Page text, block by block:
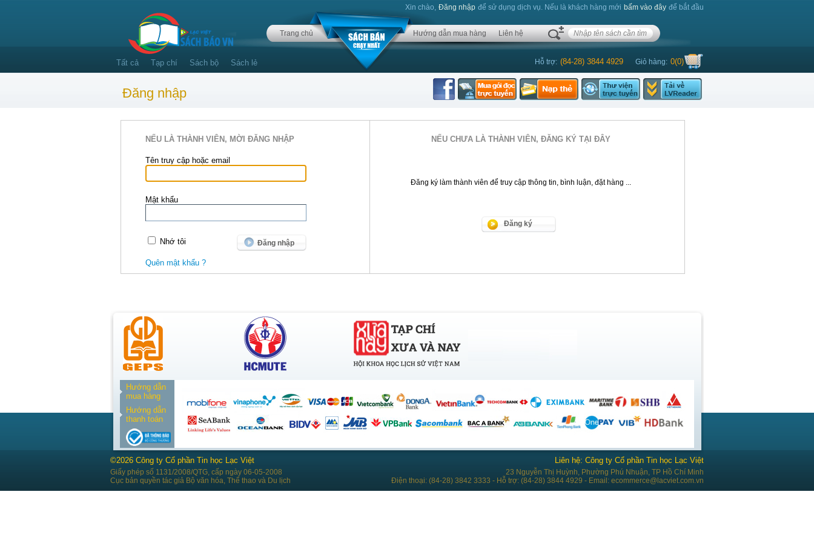
Xin chào, Đăng nhập để sử dụng dịch vụ. Nếu là khách hàng mới bấm vào đây để bắt đầu
Trang chủ Hướng dẫn mua hàng Liên hệ
Hỗ trợ: (84-28) 3844 4929 Giỏ hàng: 0(0)
Tất cả Tạp chí Sách bộ Sách lẻ
Đăng nhập
NẾU LÀ THÀNH VIÊN, MỜI ĐĂNG NHẬP
Tên truy cập hoặc email
Mật khẩu
Nhớ tôi
Quên mật khẩu ?
NẾU CHƯA LÀ THÀNH VIÊN, ĐĂNG KÝ TẠI ĐÂY
Đăng ký làm thành viên để truy cập thông tin, bình luận, đặt hàng ...
Đăng ký
Hướng dẫn
mua hàng
Hướng dẫn
thanh toán
Liên hệ: Công ty Cổ phần Tin học Lạc Việt
23 Nguyễn Thị Huỳnh, Phường Phú Nhuận, TP Hồ Chí Minh
Điện thoại: (84-28) 3842 3333 - Hỗ trợ: (84-28) 3844 4929 - Email: ecommerce@lacviet.com.vn
©2026 Công ty Cổ phần Tin học Lạc Việt
Giấy phép số 1131/2008/QTG, cấp ngày 06-05-2008
Cục bản quyền tác giả Bộ văn hóa, Thể thao và Du lịch